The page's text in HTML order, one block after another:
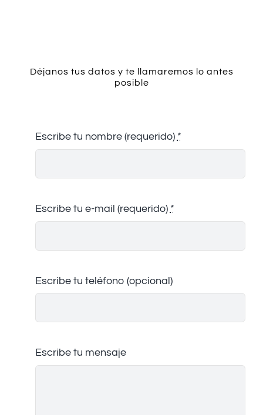
Déjanos tus datos y te llamaremos lo antes
posible
Escribe tu nombre (requerido) *
Escribe tu e-mail (requerido) *
Escribe tu teléfono (opcional)
Escribe tu mensaje